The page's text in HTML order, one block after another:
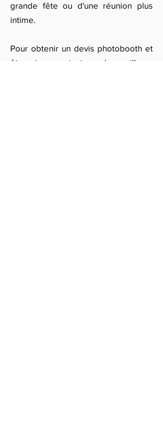
grande fête ou d'une réunion plus
intime.
Pour obtenir un devis photobooth et
être mis en contact avec les meilleurs